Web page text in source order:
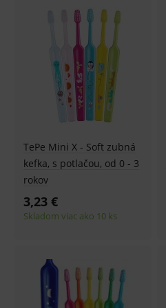
TePe Mini X - Soft zubná
kefka, s potlačou, od 0 - 3
rokov
3,23 €
Skladom viac ako 10 ks